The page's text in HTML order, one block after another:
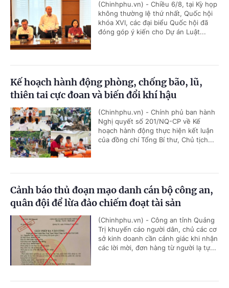
(Chinhphu.vn) - Chiều 6/8, tại Kỳ họp
không thường lệ thứ nhất, Quốc hội
khóa XVI, các đại biểu Quốc hội đã
đóng góp ý kiến cho Dự án Luật...
Kế hoạch hành động phòng, chống bão, lũ,
thiên tai cực đoan và biến đổi khí hậu
(Chinhphu.vn) - Chính phủ ban hành
Nghị quyết số 201/NQ-CP về Kế
hoạch hành động thực hiện kết luận
của đồng chí Tổng Bí thư, Chủ tịch...
Cảnh báo thủ đoạn mạo danh cán bộ công an,
quân đội để lừa đảo chiếm đoạt tài sản
(Chinhphu.vn) - Công an tỉnh Quảng
Trị khuyến cáo người dân, chủ các cơ
sở kinh doanh cần cảnh giác khi nhận
các lời mời, đơn hàng từ người lạ tự...